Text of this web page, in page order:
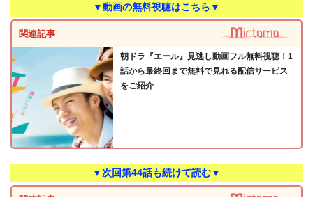
▼動画の無料視聴はこちら▼
関連記事
朝ドラ『エール』見逃し動画フル無料視聴！1
話から最終回まで無料で見れる配信サービス
をご紹介
▼次回第44話も続けて読む▼